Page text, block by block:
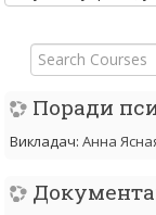
Courses
Поради
Викладач:Анна